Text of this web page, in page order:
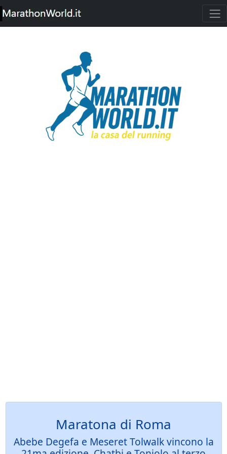
Maratona di Roma
Abebe Degefa e Meseret Tolwalk vincono la